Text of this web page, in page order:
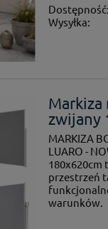
Dostępność:
Wysyłka:
Markiza
zwijany
MARKIZA
LUARO -
180x620cm
przestrzeń
warunków.